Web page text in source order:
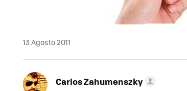
13 Agosto 2011
Carlos Zahumenszky